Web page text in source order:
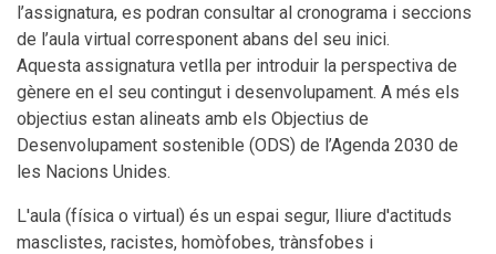
l’assignatura, es podran consultar al cronograma i seccions
de l’aula virtual corresponent abans del seu inici.
Aquesta assignatura vetlla per introduir la perspectiva de
gènere en el seu contingut i desenvolupament. A més els
objectius estan alineats amb els Objectius de
Desenvolupament sostenible (ODS) de l’Agenda 2030 de
les Nacions Unides.
L'aula (física o virtual) és un espai segur, lliure d'actituds
masclistes, racistes, homòfobes, trànsfobes i